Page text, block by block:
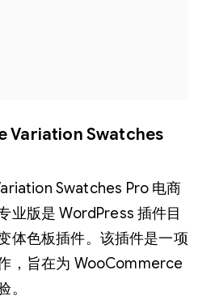
Variation Swatches
Swatches Pro 电商
业版是 WordPress 插件目
体色板插件。该插件是一项
，旨在为 WooCommerce
。